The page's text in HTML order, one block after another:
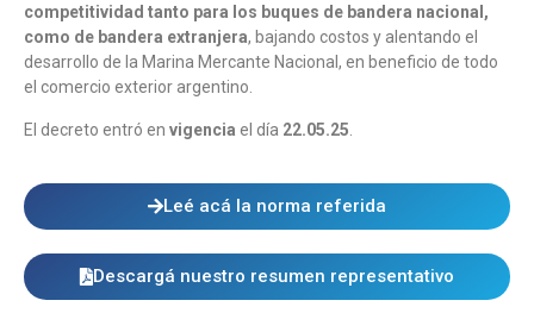
competitividad tanto para los buques de bandera nacional,
como de bandera extranjera, bajando costos y alentando el
desarrollo de la Marina Mercante Nacional, en beneficio de todo
el comercio exterior argentino.
El decreto entró en vigencia el día 22.05.25
Leé acá la norma referida
Descargá nuestro resumen representativo